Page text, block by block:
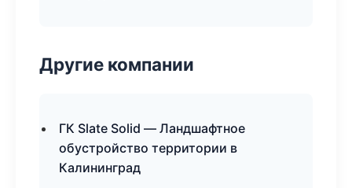
Другие компании
ГК Slate Solid — Ландшафтное
обустройство территории в
Калининград